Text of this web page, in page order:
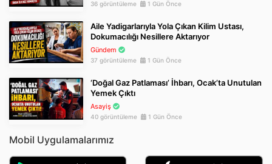
36 görüntüleme 1 Gün Önce
Aile Yadigarlarıyla Yola Çıkan Kilim Ustası,
Dokumacılığı Nesillere Aktarıyor
Gündem
37 görüntüleme 1 Gün Önce
‘Doğal Gaz Patlaması’ İhbarı, Ocak’ta Unutulan
Yemek Çıktı
Asayiş
40 görüntüleme 1 Gün Önce
Mobil Uygulamalarımız